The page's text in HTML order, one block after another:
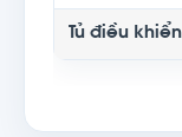
Tủ điều